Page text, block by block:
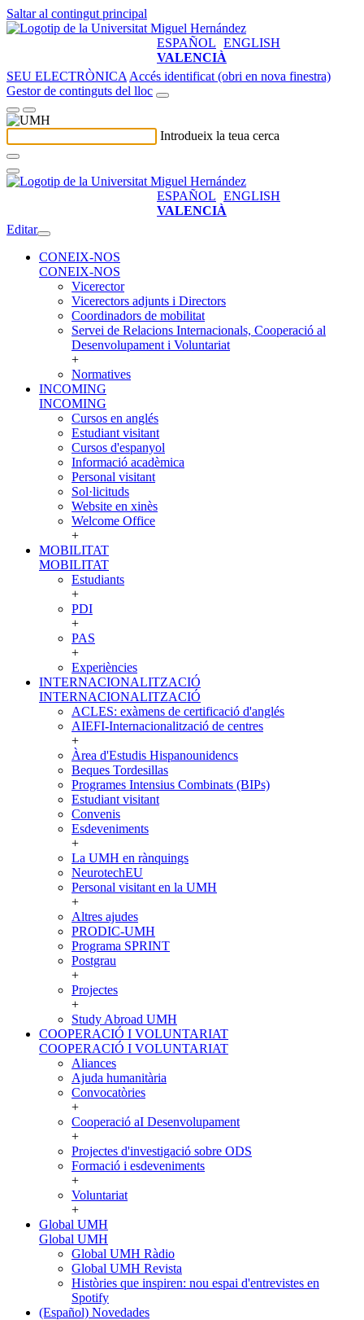
Saltar al contingut principal
ESPAÑOL ENGLISH
VALENCIÀ
SEU ELECTRÒNICA Accés identificat (obri en nova finestra)
Gestor de continguts del lloc
Introdueix la teua cerca
ESPAÑOL ENGLISH
VALENCIÀ
Editar
CONEIX-NOS
CONEIX-NOS
Vicerector
Vicerectors adjunts i Directors
Coordinadors de mobilitat
Servei de Relacions Internacionals, Cooperació al
Desenvolupament i Voluntariat
+
Normatives
INCOMING
INCOMING
Cursos en anglés
Estudiant visitant
Cursos d'espanyol
Informació acadèmica
Personal visitant
Sol·licituds
Website en xinès
Welcome Office
+
MOBILITAT
MOBILITAT
Estudiants
+
PDI
+
PAS
+
Experiències
INTERNACIONALITZACIÓ
INTERNACIONALITZACIÓ
ACLES: exàmens de certificació d'anglés
AIEFI-Internacionalització de centres
+
Àrea d'Estudis Hispanounidencs
Beques Tordesillas
Programes Intensius Combinats (BIPs)
Estudiant visitant
Convenis
Esdeveniments
+
La UMH en rànquings
NeurotechEU
Personal visitant en la UMH
+
Altres ajudes
PRODIC-UMH
Programa SPRINT
Postgrau
+
Projectes
+
Study Abroad UMH
COOPERACIÓ I VOLUNTARIAT
COOPERACIÓ I VOLUNTARIAT
Aliances
Ajuda humanitària
Convocatòries
+
Cooperació aI Desenvolupament
+
Projectes d'investigació sobre ODS
Formació i esdeveniments
+
Voluntariat
+
Global UMH
Global UMH
Global UMH Ràdio
Global UMH Revista
Històries que inspiren: nou espai d'entrevistes en
Spotify
(Español) Novedades